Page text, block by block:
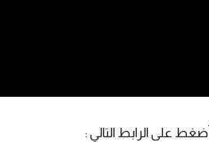
على الرابط التالي :